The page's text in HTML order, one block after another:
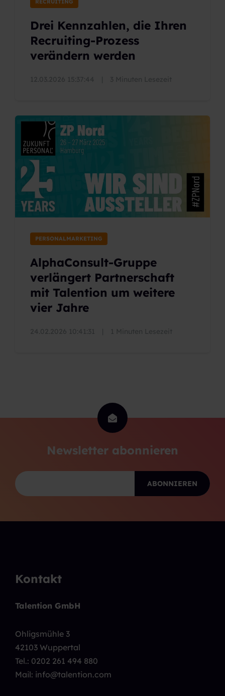
Drei Kennzahlen, die Ihren
Recruiting-Prozess
verändern werden
PERSONALMARKETING
AlphaConsult-Gruppe
verlängert Partnerschaft
mit Talention um weitere
vier Jahre
Newsletter abonnieren
Kontakt
Talention GmbH
Ohligsmühle 3
42103 Wuppertal
Tel.: 0202 261 494 880
Mail: info@talention.com